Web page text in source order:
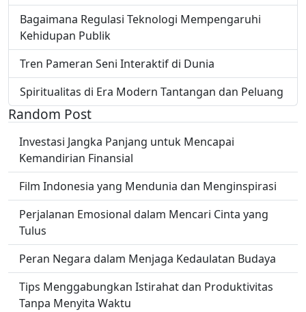
Bagaimana Regulasi Teknologi Mempengaruhi
Kehidupan Publik
Tren Pameran Seni Interaktif di Dunia
Spiritualitas di Era Modern Tantangan dan Peluang
Random Post
Investasi Jangka Panjang untuk Mencapai
Kemandirian Finansial
Film Indonesia yang Mendunia dan Menginspirasi
Perjalanan Emosional dalam Mencari Cinta yang
Tulus
Peran Negara dalam Menjaga Kedaulatan Budaya
Tips Menggabungkan Istirahat dan Produktivitas
Tanpa Menyita Waktu